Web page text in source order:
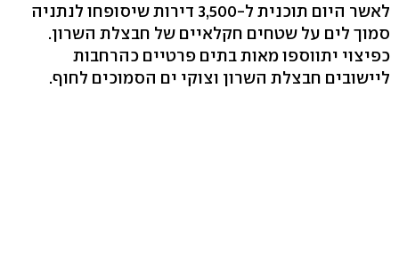
לאשר היום תוכנית ל-3,500 דירות שיסופחו לנתניה
סמוך לים על שטחים חקלאיים של חבצלת השרון.
כפיצוי יתווספו מאות בתים פרטיים כהרחבות
ליישובים חבצלת השרון וצוקי ים הסמוכים לחוף.